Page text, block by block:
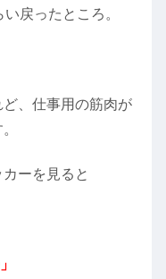
戻ったところ。
、仕事用の筋肉が
ーを見ると